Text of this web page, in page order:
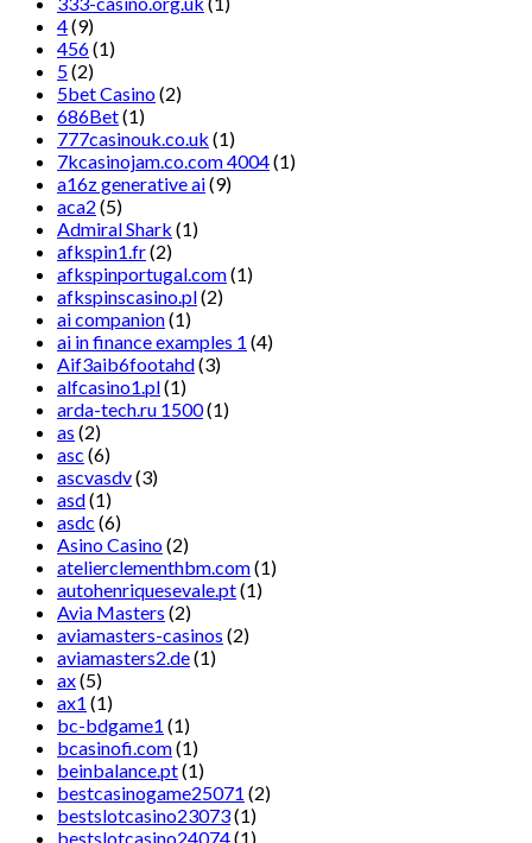
4(9)
456(1)
5(2)
5bet Casino(2)
686Bet(1)
777casinouk.co.uk (1)
7kcasinojam.co.com 4004(1)
a16z generative ai(9)
aca2 (5)
Admiral Shark (1)
afkspin1.fr(2)
afkspinportugal.com(1)
afkspinscasino.pl(2)
ai companion(1)
ai in finance examples 1 (4)
Aif3aib6footahd(3)
alfcasino1.pl(1)
arda-tech.ru 1500(1)
as (2)
asc (6)
ascvasdv(3)
asd(1)
asdc (6)
Asino Casino(2)
atelierclementhbm.com(1)
autohenriquesevale.pt(1)
Avia Masters (2)
aviamasters-casinos (2)
aviamasters2.de(1)
ax(5)
ax1 (1)
bc-bdgame1 (1)
bcasinofi.com(1)
beinbalance.pt(1)
bestcasinogame25071 (2)
bestslotcasino23073(1)
bestslotcasino24074(1)